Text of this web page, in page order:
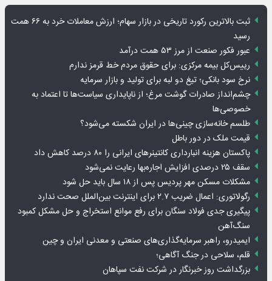
ثبت بالاترین رکورد تاریخی در بازار سهام؛ ارزش معاملات خرد به ۶۶ همت
رسید
عبور فکور صنعت از مرز ۵۳ همت درآمد
رییس‌کل بیمه مرکزی: برای حقوق مردم خط قرمز ندارم
نرخ سود بانکی؛ تیغ دو لبه برای تولید و بازار سرمایه
چشم‌انداز صادرات گوشت مرغ؛ از ناپایداری سیاست‌ها تا اعتماد به
خصوصی‌ها
طلسم خانه‌سازی چینی‌ها در ایران شکسته می‌شود؟
قیمت ملک در دور باطل
پاکستان هزینه انبارداری کانتینرهای ایرانی را ۸۰ درصد کاهش داد
سقف ۲۵ درصدی افزایش اجاره‌بها رعایت نمی‌شود
مشکلات مسکن مهر پردیس پس از ۱۸ سال باید حل شود
رگولاتوری: اعمال ضریب ۲.۷ برای اینترنت بین‌الملل صحت ندارد
پیگیری جدی فولاد سنگان برای رفع موانع استخراج و حل مشکل کمبود
سنگ‌آهن
ایمیدرو، راهبر سرمایه‌گذاری‌های صنعتی و معدنی ایران و چین
قلم، سلاحی در جنگ آگاهی؛
بزرگداشت روز خبرنگار در شرکت نفت سپاهان